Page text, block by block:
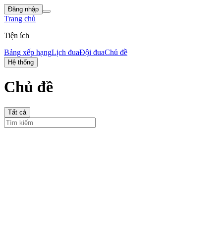
Đăng nhập
Trang chủ
Tiện ích
Bảng xếp hạngLịch đuaĐội đuaChủ đề
Hệ thống
Chủ đề
Tất cả